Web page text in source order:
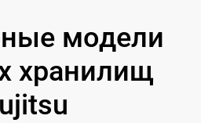
модели
хранилищ